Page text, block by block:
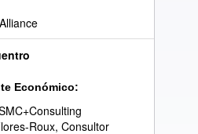
Económico:
Roux, Consultor